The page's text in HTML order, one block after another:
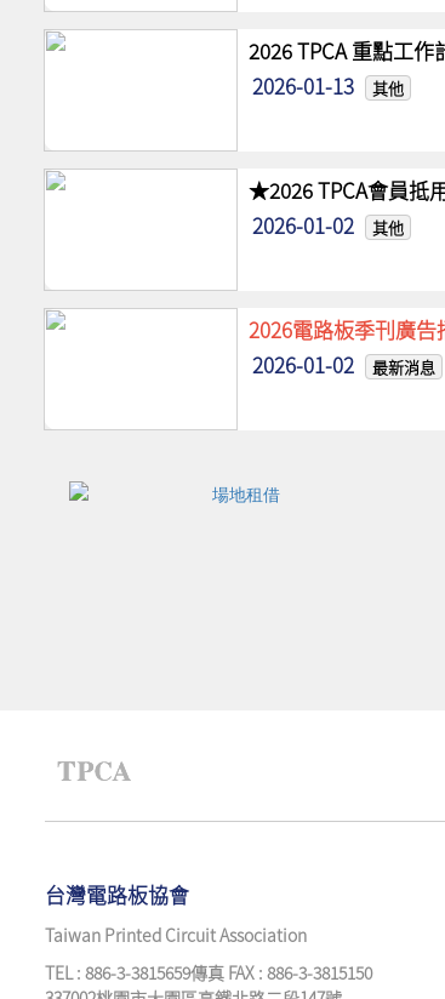
2026 TPCA 重點工作
2026-01-13
其他
★2026 TPCA會員抵
2026-01-02
其他
2026電路板季刊廣告
2026-01-02
最新消息
台灣電路板協會
Taiwan Printed Circuit Association
TEL : 886-3-3815659傳真 FAX : 886-3-3815150